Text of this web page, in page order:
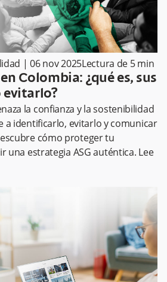
| 06 nov 2025Lectura de 5min
Colombia: ¿qué es, sus
evitarlo?
la confianza y la sostenibilidad
a identificarlo, evitarlo y comunicar
cómo proteger tu
una estrategia ASG auténtica. Lee